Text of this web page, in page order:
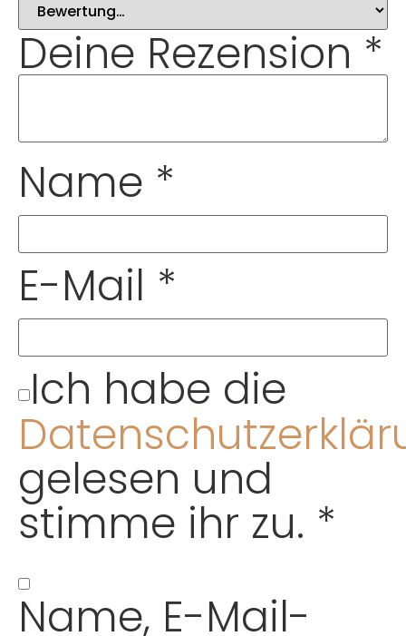
Deine Rezension *
Name *
E-Mail *
Ich habe die
gelesen und
stimme ihr zu. *
Name, E-Mail-